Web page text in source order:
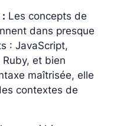
Les concepts de
dans presque
: JavaScript,
Ruby, et bien
maîtrisée, elle
contextes de